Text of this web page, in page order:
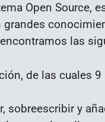
Open Source,
las
de las cuales
sobreescribir y